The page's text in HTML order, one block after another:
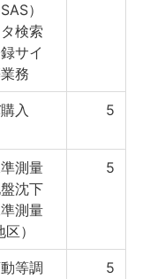
）
検索
サイ
務
入 5
測量
沈下
測量
）
5
等調
5